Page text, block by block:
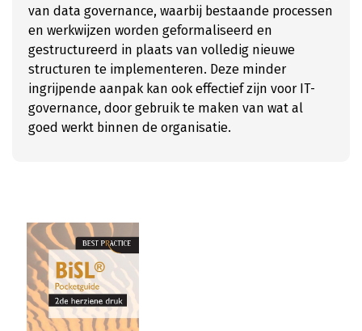
van data governance, waarbij bestaande processen
en werkwijzen worden geformaliseerd en
gestructureerd in plaats van volledig nieuwe
structuren te implementeren. Deze minder
ingrijpende aanpak kan ook effectief zijn voor IT-
governance, door gebruik te maken van wat al
goed werkt binnen de organisatie.